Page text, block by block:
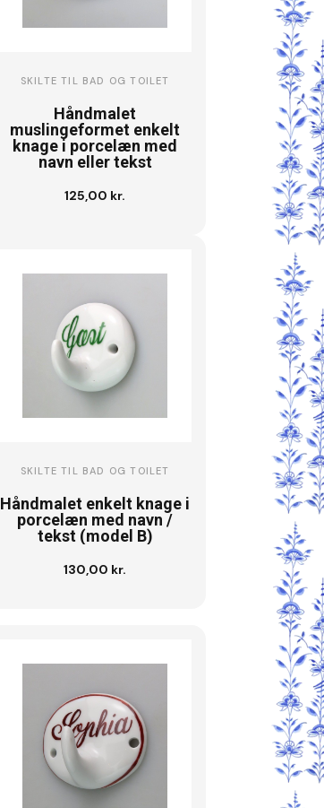
SKILTE TIL BAD OG TOILET
Håndmalet
muslingeformet enkelt
knage i porcelæn med
navn eller tekst
125,00 kr.
Se vare
SKILTE TIL BAD OG TOILET
Håndmalet enkelt knage i
porcelæn med navn /
tekst (model B)
130,00 kr.
Se vare